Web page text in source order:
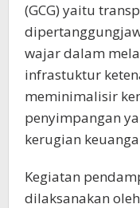
(GCG) yaitu
wajar dalam
infrastuktur
meminimalisir
penyimpangan
kerugian
Kegiatan
dilaksanakan